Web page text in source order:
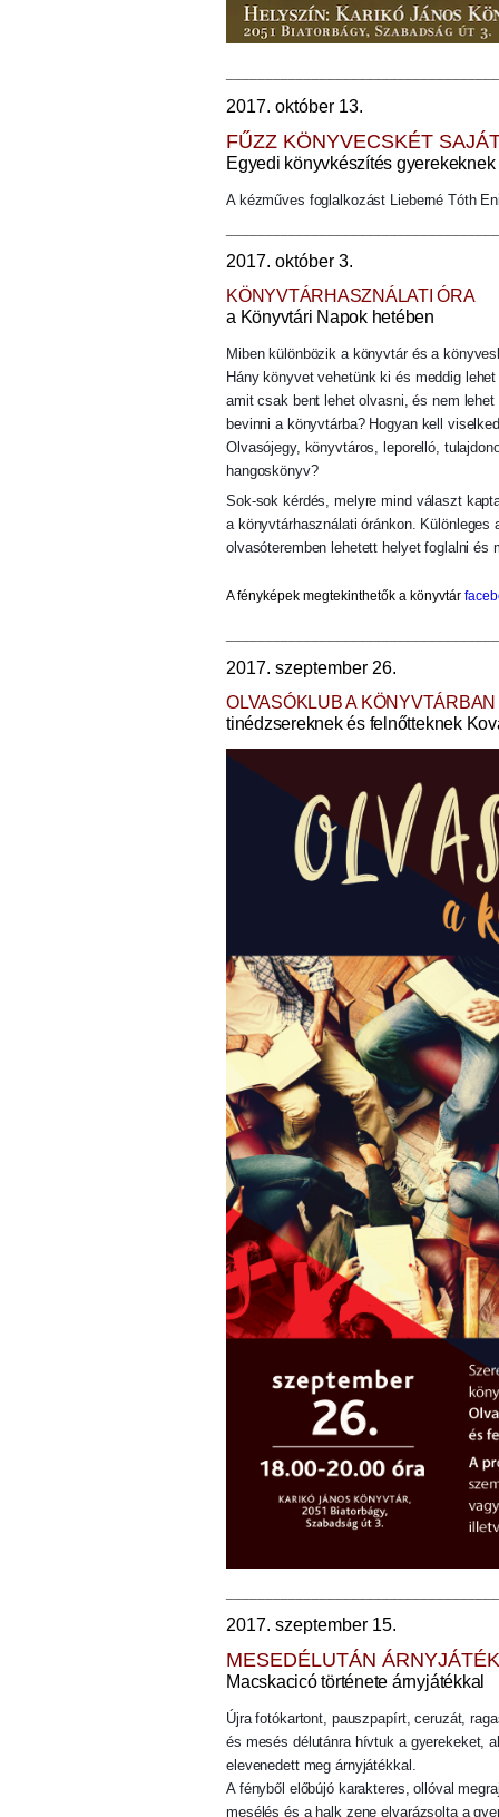
2017. október 13.
FŰZZ KÖNYVECSKÉT
Egyedi könyvkészítés
A kézműves foglalkozást Lieberné Tóth
2017. október 3.
KÖNYVTÁRHASZNÁLATI ÓRA
a Könyvtári Napok hetében
Miben különbözik a könyvtár és a
Hány könyvet vehetünk ki és meddig
amit csak bent lehet olvasni, és nem
bevinni a könyvtárba? Hogyan kell
Olvasójegy, könyvtáros, leporelló,
hangoskönyv?
Sok-sok kérdés, melyre mind választ
a könyvtárhasználati óránkon.
olvasóteremben lehetett helyet foglalni és
A fényképek megtekinthetők a könyvtár
2017. szeptember 26.
OLVASÓKLUB A KÖNYVTÁRBAN
tinédzsereknek és felnőtteknek
2017. szeptember 15.
MESEDÉLUTÁN
Macskacicó története árnyjátékkal
Újra fotókartont, pauszpapírt, ceruzát,
és mesés délutánra hívtuk a gyerekeket,
elevenedett meg árnyjátékkal.
A fényből előbújó karakteres, ollóval
mesélés és a halk zene elvarázsolta a